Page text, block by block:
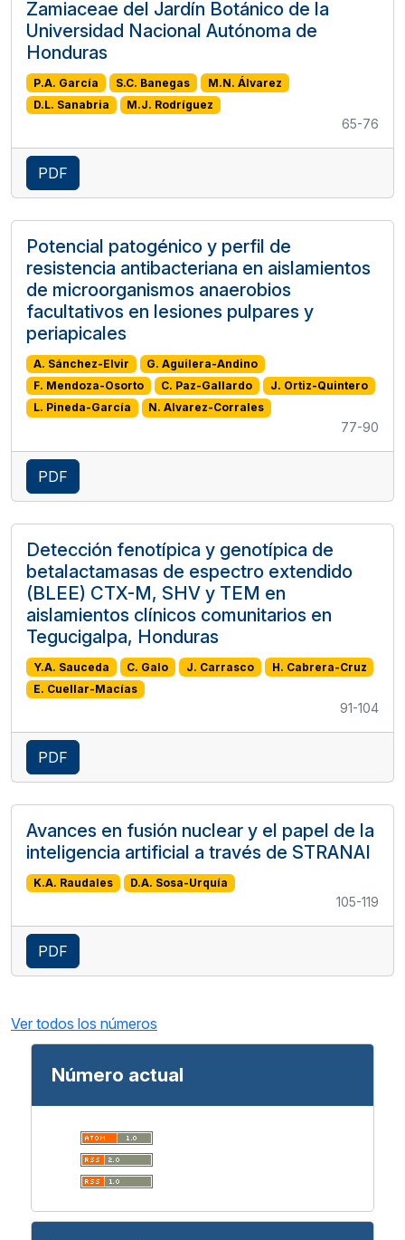
Zamiaceae del Jardín Botánico de la
Universidad Nacional Autónoma de
Honduras
P.A. García S.C. Banegas
M.N. Álvarez
D.L. Sanabria
M.J. Rodríguez
65-76
PDF
Potencial patogénico y perfil de
resistencia antibacteriana en aislamientos
de microorganismos anaerobios
facultativos en lesiones pulpares y
periapicales
A. Sánchez-Elvir
G. Aguilera-Andino
F. Mendoza-Osorto
C. Paz-Gallardo
J. Ortiz-Quintero
L. Pineda-García
N. Alvarez-Corrales
77-90
PDF
Detección fenotípica y genotípica de
betalactamasas de espectro extendido
(BLEE) CTX-M, SHV y TEM en
aislamientos clínicos comunitarios en
Tegucigalpa, Honduras
Y.A. Sauceda C. Galo J. Carrasco
H. Cabrera-Cruz
E. Cuellar-Macías
91-104
PDF
Avances en fusión nuclear y el papel de la
inteligencia artificial a través de STRANAI
K.A. Raudales D.A. Sosa-Urquía
105-119
PDF
Ver todos los números
Número actual